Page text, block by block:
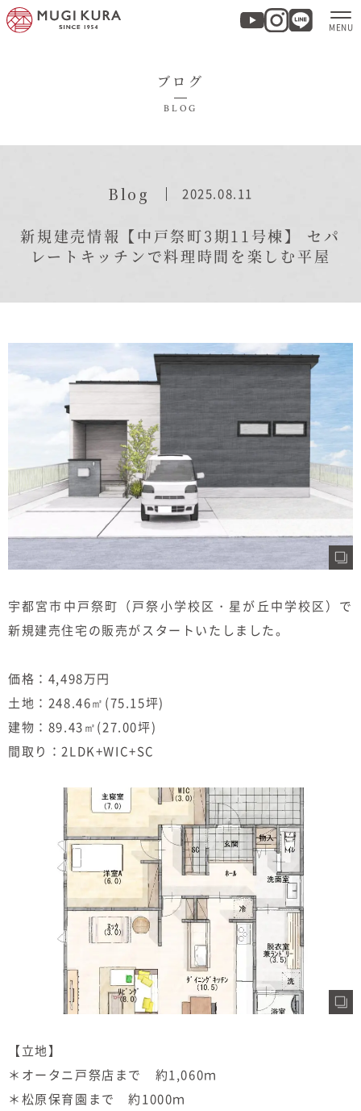
商品紹介
むぎくらについて
ニュース
イベント
オーナー様Q&A
お問い合わせ
お電話での
お問い合わ
せ
1806
ブログ
BLOG
Blog 2025.08.11
新規建売情報【中戸祭町3期11号棟】
セパ
レートキッチンで料理時間を楽しむ平屋
宇都宮市中戸祭町（戸祭小学校区・星が丘中学校区）で
新規建売住宅の販売がスタートいたしました。
価格：4,498万円
土地：248.46㎡(75.15坪)
建物：89.43㎡(27.00坪)
間取り：2LDK+WIC+SC
【立地】
＊オータニ戸祭店まで 約1,060ｍ
＊松原保育園まで 約1000ｍ